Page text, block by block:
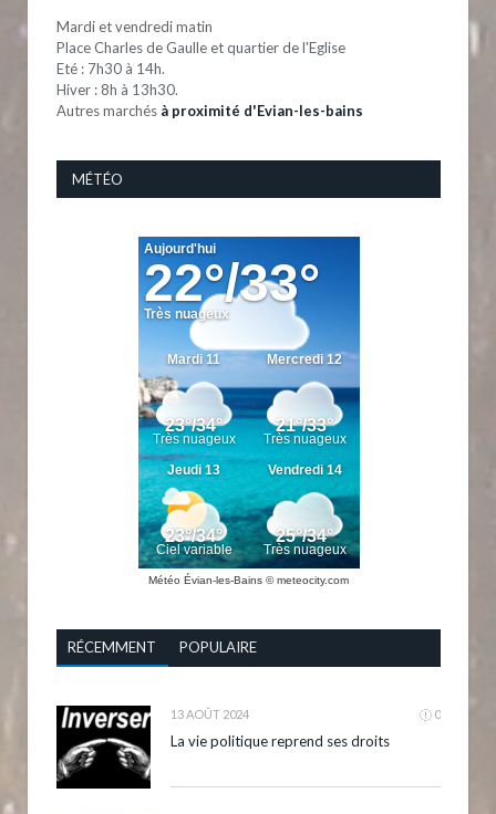
Mardi et vendredi matin
Place Charles de Gaulle et quartier de l'Eglise
Eté : 7h30 à 14h.
Hiver : 8h à 13h30.
Autres marchés à proximité d'Evian-les-bains
MÉTÉO
Météo Évian-les-Bains © meteocity.com
RÉCEMMENT POPULAIRE
13 AOÛT 2024 0
La vie politique reprend ses droits